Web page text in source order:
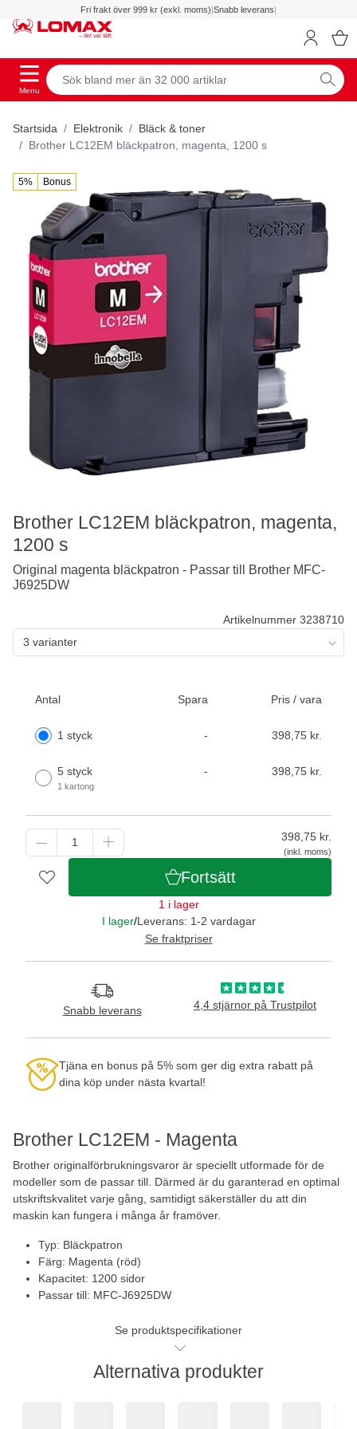
Fri frakt över 999 kr (exkl. moms)|Snabb leverans|
Menu
Startsida Elektronik
Bläck & toner
Brother LC12EM bläckpatron, magenta, 1200 s
5% Bonus
Brother LC12EM - Magenta
Brother originalförbrukningsvaror är speciellt utformade för de
modeller som de passar till. Därmed är du garanterad en optimal
utskriftskvalitet varje gång, samtidigt säkerställer du att din
maskin kan fungera i många år framöver.
Typ: Bläckpatron
Färg: Magenta (röd)
Kapacitet: 1200 sidor
Passar till: MFC-J6925DW
Se produktspecifikationer
Artikelnummer 3238710
3 varianter
Antal Spara Pris / vara
1 styck - 398,75 kr.
5 styck
1 kartong
- 398,75 kr.
398,75 kr.
(inkl. moms)
Fortsätt
1 i lager
I lager/Leverans: 1-2 vardagar
Se fraktpriser
Snabb leverans 4,4 stjärnor på Trustpilot
Tjäna en bonus på 5% som ger dig extra rabatt på
dina köp under nästa kvartal!
Brother LC12EM bläckpatron, magenta,
1200 s
Original magenta bläckpatron - Passar till Brother MFC-
J6925DW
Alternativa produkter